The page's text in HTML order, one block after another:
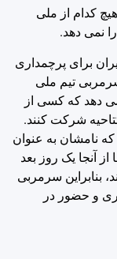
کدام از ملی
نمی دهد.
برای پرچمداری
تیم ملی
دهد که کسی از
شرکت کنند.
نامشان به عنوان
آنجا یک روز بعد
بنابراین سرمربی
و حضور در